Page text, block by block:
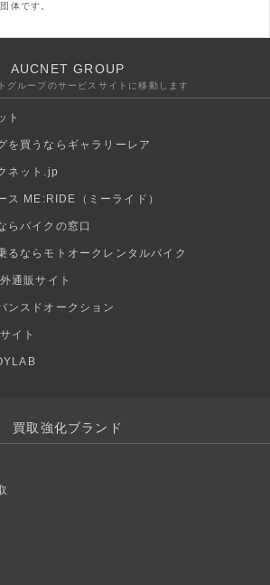
体です。
AUCNET GROUP
グループのサービスサイトに移動します
ト
を買うならギャラリーレア
ネット.jp
ス ME:RIDE（ミーライド）
らバイクの窓口
るならモトオークレンタルバイク
通販サイト
ンスドオークション
イト
買取強化ブランド